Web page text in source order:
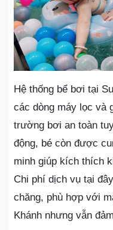
Hệ thống bể bơi tại
các dòng máy lọc và
trường bơi an toàn
động, bé còn được
minh giúp kích thích
Chi phí dịch vụ tại
chăng, phù hợp với
Khánh nhưng vẫn